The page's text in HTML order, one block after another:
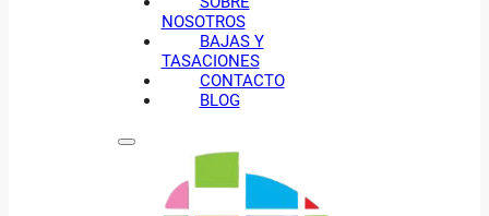
NOSOTROS
BAJAS Y
TASACIONES
CONTACTO
BLOG